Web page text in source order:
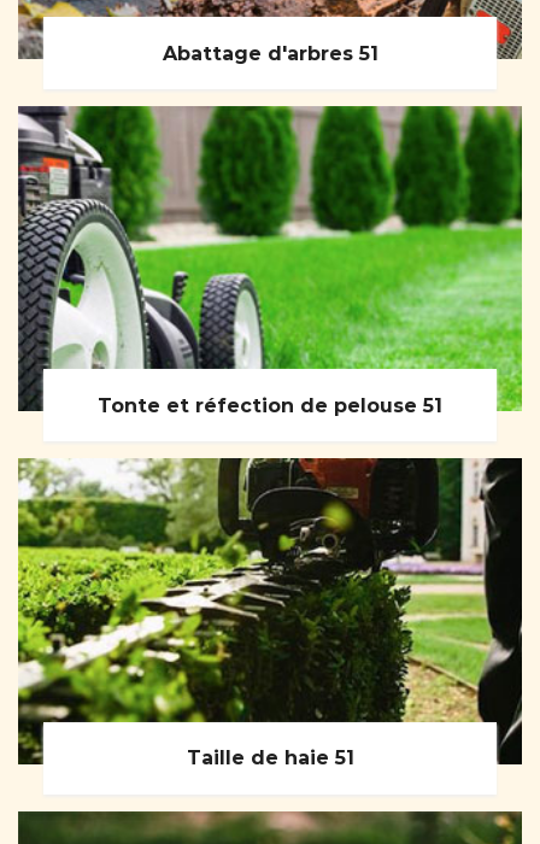
Abattage d'arbres 51
Tonte et réfection de pelouse 51
Taille de haie 51